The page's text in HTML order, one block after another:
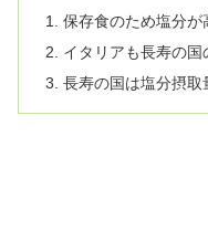
保存食のため塩分が
イタリアも長寿の国
長寿の国は塩分摂取